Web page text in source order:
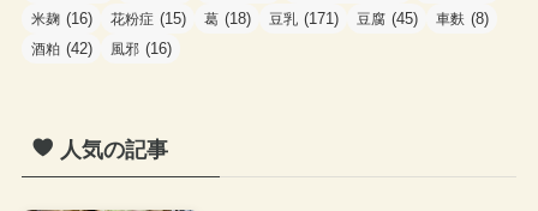
米麹 (16) 花粉症 (15) 葛 (18) 豆乳 (171) 豆腐 (45) 車麩 (8)
酒粕 (42) 風邪 (16)
人気の記事